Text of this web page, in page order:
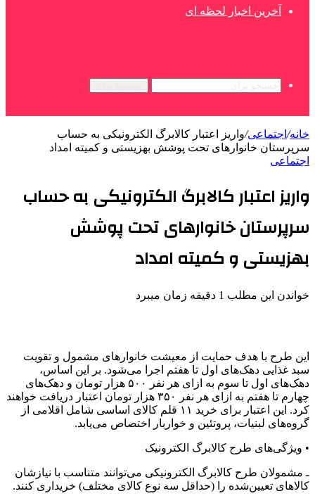
آخرین اخبار لحظه ای
خانه/ اجتماعی/واریز اعتبار کالابرگ الکترونیکی به حساب
سرپرستان خانوارهای تحت پوشش بهزیستی و کمیته امداد
اجتماعی
واریز اعتبار کالابرگ الکترونیکی به حساب
سرپرستان خانوارهای تحت پوشش
بهزیستی و کمیته امداد
خواندن این مطلب 1 دقیقه زمان میبرد
این طرح با هدف حمایت از معیشت خانوارهای مشمول و تقویت
سبد غذایی دهک‌های اول تا هفتم اجرا می‌شود. بر این اساس،
دهک‌های اول تا سوم به ازای هر نفر ۵۰۰ هزار تومان و دهک‌های
چهارم تا هفتم به ازای هر نفر ۳۵۰ هزار تومان اعتبار دریافت خواهند
کرد. این اعتبار برای خرید ۱۱ قلم کالای اساسی شامل اقلامی از
گروه‌های لبنیات، پروتئین و خواربار اختصاص می‌یابد.
• ویژگی‌های طرح کالابرگ الکترونیک
ـ مشمولان طرح کالابرگ الکترونیکی می‌توانند متناسب با نیازشان
کالاهای تعیین‌شده را (حداقل سه نوع کالای مختلف) خریداری کنند.